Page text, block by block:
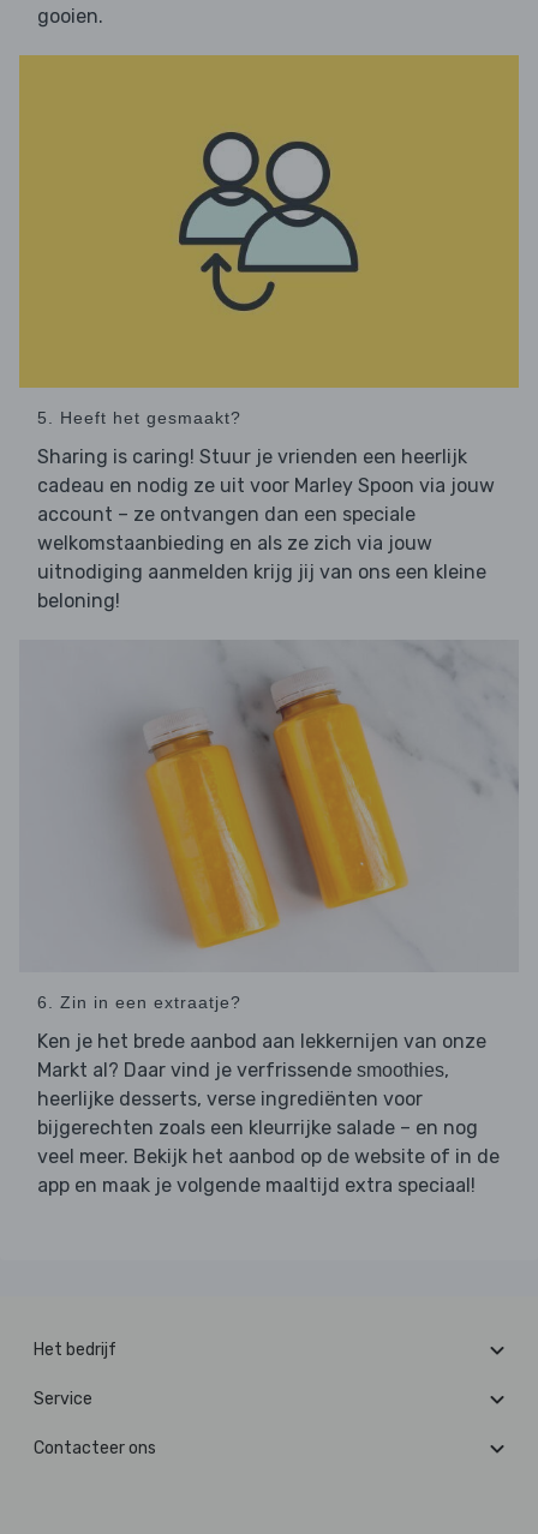
gooien.
5. Heeft het gesmaakt?
Sharing is caring! Stuur je vrienden een heerlijk
cadeau en nodig ze uit voor Marley Spoon via jouw
account – ze ontvangen dan een speciale
welkomstaanbieding en als ze zich via jouw
uitnodiging aanmelden krijg jij van ons een kleine
beloning!
6. Zin in een extraatje?
Ken je het brede aanbod aan lekkernijen van onze
Markt al? Daar vind je verfrissende smoothies,
heerlijke desserts, verse ingrediënten voor
bijgerechten zoals een kleurrijke salade – en nog
veel meer. Bekijk het aanbod op de website of in de
app en maak je volgende maaltijd extra speciaal!
Het bedrijf
Service
Contacteer ons